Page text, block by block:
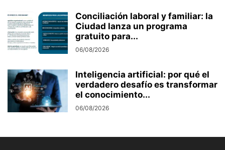
Conciliación laboral y familiar: la
Ciudad lanza un programa
gratuito para...
06/08/2026
Inteligencia artificial: por qué el
verdadero desafío es transformar
el conocimiento...
06/08/2026